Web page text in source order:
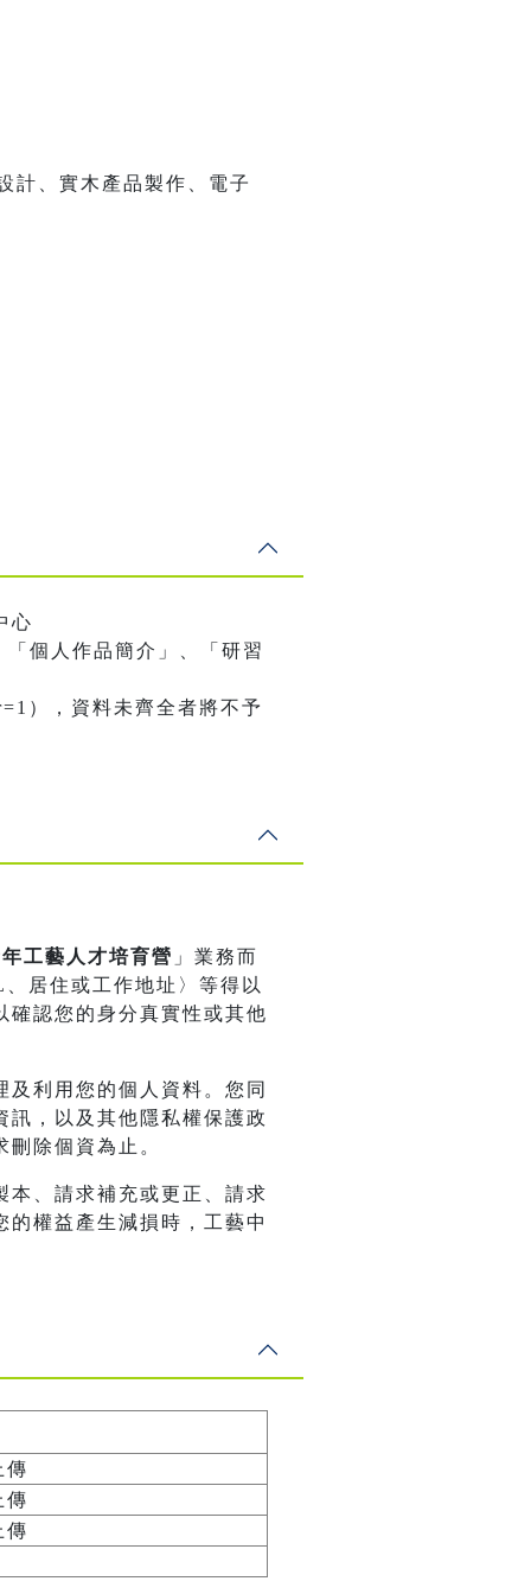
計、實木產品製作、電子
心
個人作品簡介」、「研習
），資料未齊全者將不予
工藝人才培育營 」業務而
居住或工作地址〉等得以
確認您的身分真實性或其他
利用您的個人資料。您同
，以及其他隱私權保護政
除個資為止。
本、請求補充或更正、請求
權益產生減損時，工藝中
傳
傳
傳